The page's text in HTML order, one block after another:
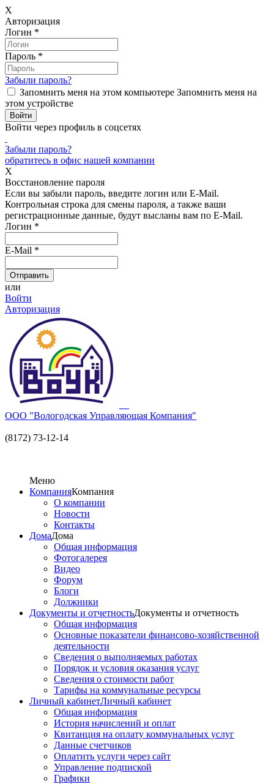
X
Авторизация
Логин *
Пароль *
Забыли пароль?
Запомнить меня на этом компьютере Запомнить меня на
этом устройстве
Войти через профиль в соцсетях
Забыли пароль?
обратитесь в офис нашей компании
X
Восстановление пароля
Если вы забыли пароль, введите логин или E-Mail.
Контрольная строка для смены пароля, а также ваши
регистрационные данные, будут высланы вам по E-Mail.
Логин *
E-Mail *
или
Войти
Авторизация
ООО "Вологодская Управляющая Компания"
(8172) 73-12-14
Меню
КомпанияКомпания
О компании
Новости
Контакты
ДомаДома
Общая информация
Фотогалерея
Видео
Форум
Блоги
Должники
Документы и отчетностьДокументы и отчетность
Общая информация
Основные показатели финансово-хозяйственной
деятельности
Сведения о выполняемых работах
Порядок и условия оказания услуг
Сведения о стоимости работ
Тарифы на коммунальные ресурсы
Личный кабинетЛичный кабинет
Общая информация
История начислений и оплат
Квитанция на оплату коммунальных услуг
Данные счетчиков
Оплатить услуги через сайт
Управление подпиской
Графики